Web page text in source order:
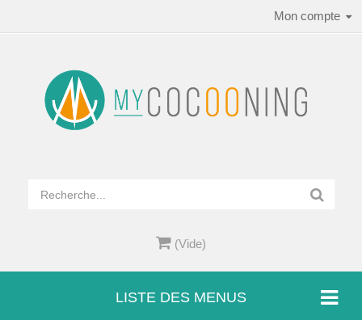
Mon compte
(Vide)
LISTE DES MENUS